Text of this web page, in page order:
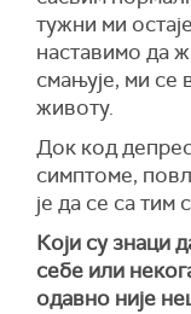
тужни ми
наставимо да
смањује, ми се
животу.
Док код
симптоме,
је да се са
Који су знаци
себе или
одавно није